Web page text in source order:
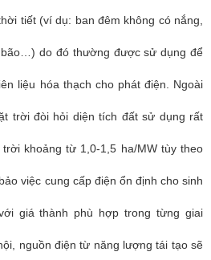
tiết (ví dụ: ban đêm không có nắng,
do đó thường được sử dụng để
liệu hóa thạch cho phát điện. Ngoài
trời đòi hỏi diện tích đất sử dụng rất
khoảng từ 1,0-1,5 ha/MW tùy theo
việc cung cấp điện ổn định cho sinh
giá thành phù hợp trong từng giai
nguồn điện từ năng lượng tái tạo sẽ